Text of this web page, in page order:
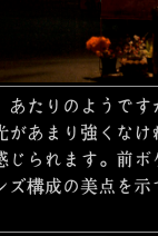
たりのようです
があまり強くなけ
じられます。前ボ
ズ構成の美点を示